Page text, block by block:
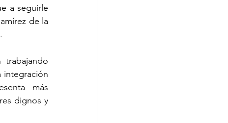
a seguirle
de la
trabajando
integración
más
dignos y